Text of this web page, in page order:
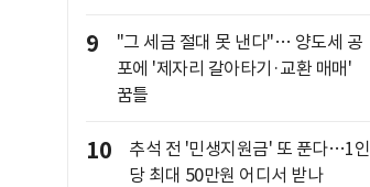
9
"그 세금 절대 못 낸다"… 양도세 공
포에 '제자리 갈아타기·교환 매매'
꿈틀
10
추석 전 '민생지원금' 또 푼다…1인
당 최대 50만원 어디서 받나